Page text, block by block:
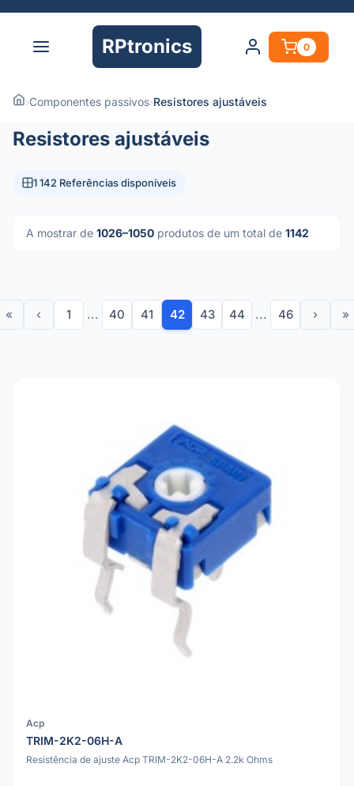
RPtronics 0
›Componentes passivos›Resistores ajustáveis
Resistores ajustáveis
1 142 Referências disponíveis
A mostrar de 1026–1050 produtos de um total de 1142
« ‹ 1 ... 40 41 42 43 44 ... 46 › »
Acp
TRIM-2K2-06H-A
Resistência de ajuste Acp TRIM-2K2-06H-A 2.2k Ohms